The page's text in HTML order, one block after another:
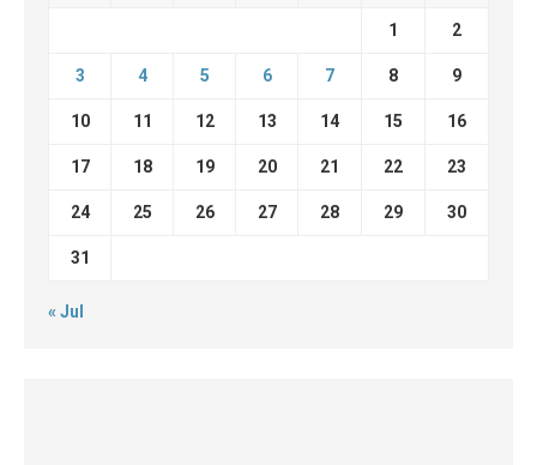
1 2
3 4 5 6 7 8 9
10 11 12 13 14 15 16
17 18 19 20 21 22 23
24 25 26 27 28 29 30
31
« Jul